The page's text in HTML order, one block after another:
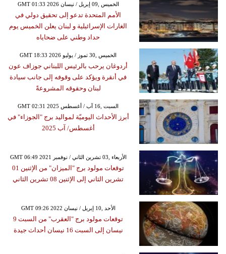
GMT 01:33 2026 الخميس ,09 إبريل / نيسان
الأمم المتحدة تدعو إلى تحقيق دولي في
الغارات الإسرائيلية و لبنان يعلن الخميس يوم
حداد وطني على ضحاياه
GMT 18:33 2026 الخميس ,30 تموز / يوليو
أردوغان يرحب بالرئيس اللبناني جوزاف عون
في أنقرة ويؤكد على وقوفه إلى جانب سيادة
لبنان وحقوقه المشروعةً
GMT 02:31 2025 السبت ,16 آب / أغسطس
أبرز الأحداث اليوميّة لمواليد برج "الجوزاء" في
أغسطس/ آب 2025
GMT 06:49 2021 الأربعاء ,03 تشرين الثاني / نوفمبر
توقعات مولود برج "الميزان" من الإثنين 01
تشرين الثاني إلى الإثنين 08 تشرين الثاني
GMT 09:26 2022 الأحد ,10 إبريل / نيسان
توقعات مولود برج "العقرب" من السبت 9
نيسان إلى السبت 16 نيسان أحداث جيدة